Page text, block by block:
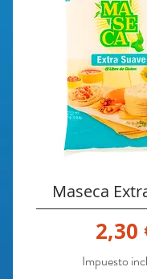
Maseca
2,30
Impuesto